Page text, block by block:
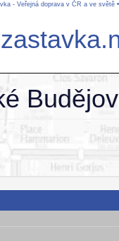
- Veřejná doprava v ČR a ve světě•